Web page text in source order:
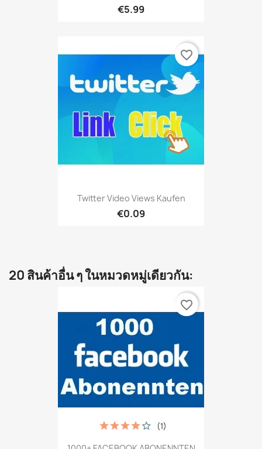
€5.99
Twitter Video Views Kaufen
€0.09
favorite_border
20 สินค้าอื่น ๆ ในหมวดหมู่เดียวกัน:
(1)
favorite_border